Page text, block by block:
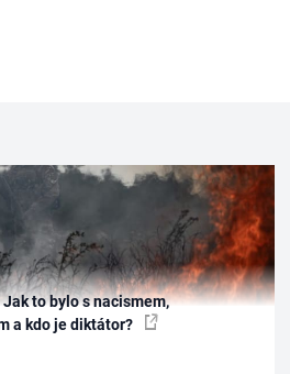
to bylo s nacismem,
a kdo je diktátor?